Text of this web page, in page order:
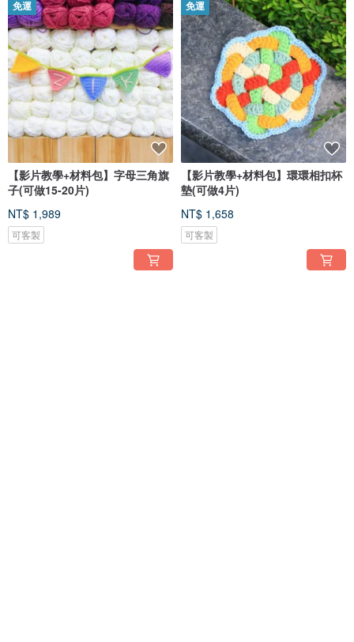
免運
【影片教學+材料包】字母三角旗
子(可做15-20片)
NT$ 1,989
可客製
免運
【影片教學+材料包】環環相扣杯
墊(可做4片)
NT$ 1,658
可客製